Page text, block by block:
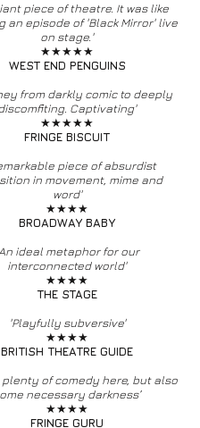
piece of theatre. It was like
an episode of 'Black Mirror' live
on stage.'
★★★★★
WEST END PENGUINS
from darkly comic to deeply
Captivating'
★★★★★
FRINGE BISCUIT
piece of absurdist
in movement, mime and
word'
★★★★
BROADWAY BABY
ideal metaphor for our
interconnected world'
★★★★
THE STAGE
'Playfully subversive'
★★★★
BRITISH THEATRE GUIDE
plenty of comedy here, but also
necessary darkness’
★★★★
FRINGE GURU